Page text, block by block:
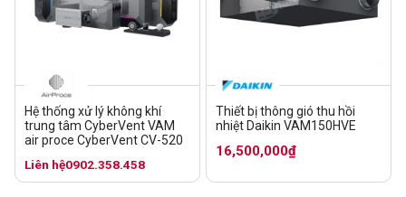
Hệ thống xử lý không khí
trung tâm CyberVent VAM
air proce CyberVent CV-520
Liên hệ0902.358.458
Thiết bị thông gió thu hồi
nhiệt Daikin VAM150HVE
16,500,000₫